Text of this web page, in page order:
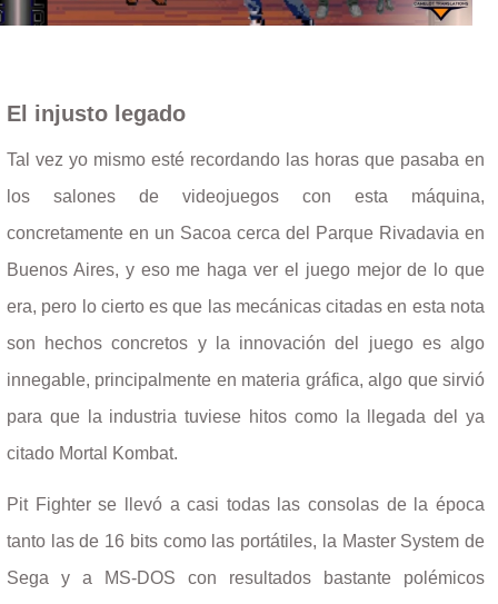
El injusto legado
Tal vez yo mismo esté recordando las horas que pasaba en
los salones de videojuegos con esta máquina,
concretamente en un Sacoa cerca del Parque Rivadavia en
Buenos Aires, y eso me haga ver el juego mejor de lo que
era, pero lo cierto es que las mecánicas citadas en esta nota
son hechos concretos y la innovación del juego es algo
innegable, principalmente en materia gráfica, algo que sirvió
para que la industria tuviese hitos como la llegada del ya
citado Mortal Kombat.
Pit Fighter se llevó a casi todas las consolas de la época
tanto las de 16 bits como las portátiles, la Master System de
Sega y a MS-DOS con resultados bastante polémicos